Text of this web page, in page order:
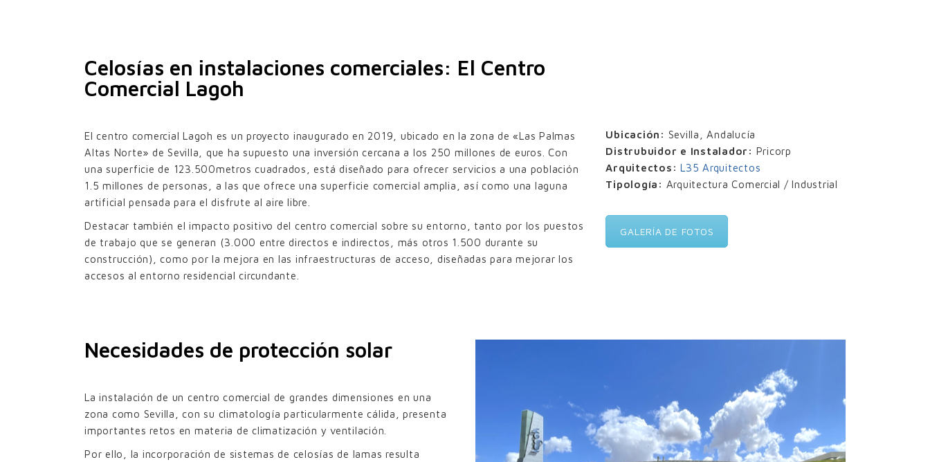
UPO-150 con pinzas
Lamas rejilla UPZ-70×30
Celosías en instalaciones comerciales: El Centro
Comercial Lagoh
El centro comercial Lagoh es un proyecto inaugurado en 2019, ubicado en la zona de «Las Palmas
Altas Norte» de Sevilla, que ha supuesto una inversión cercana a los 250 millones de euros. Con
una superficie de 123.500metros cuadrados, está diseñado para ofrecer servicios a una población
1.5 millones de personas, a las que ofrece una superficie comercial amplia, así como una laguna
artificial pensada para el disfrute al aire libre.
Destacar también el impacto positivo del centro comercial sobre su entorno, tanto por los puestos
de trabajo que se generan (3.000 entre directos e indirectos, más otros 1.500 durante su
construcción), como por la mejora en las infraestructuras de acceso, diseñadas para mejorar los
accesos al entorno residencial circundante.
Ubicación: Sevilla, Andalucía
Distrubuidor e Instalador: Pricorp
Arquitectos: L35 Arquitectos
Tipología: Arquitectura Comercial / Industrial
GALERÍA DE FOTOS
Necesidades de protección solar
La instalación de un centro comercial de grandes dimensiones en una
zona como Sevilla, con su climatología particularmente cálida, presenta
importantes retos en materia de climatización y ventilación.
Por ello, la incorporación de sistemas de celosías de lamas resulta